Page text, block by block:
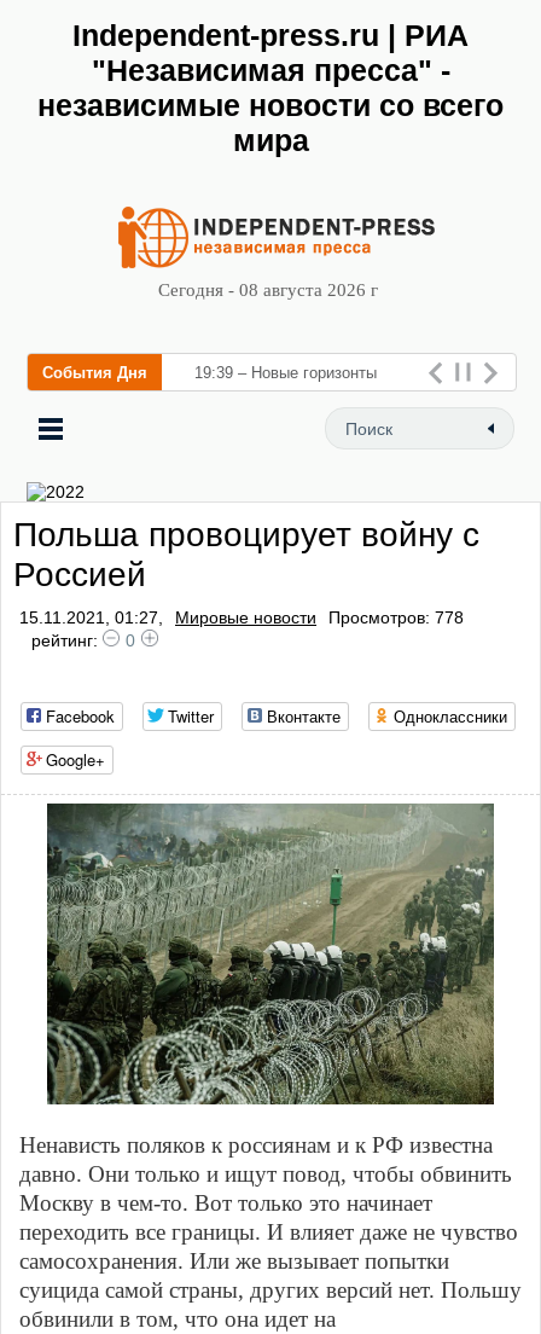
Independent-press.ru | РИА
"Независимая пресса" -
независимые новости со всего
мира
Сегодня - 08 августа 2026 г
События Дня 19:39 – Новые горизонты
флебологии: в Москве
открылся «Городской центр
Польша провоцирует войну с
Россией
15.11.2021, 01:27, Мировые новости
Просмотров: 778
рейтинг:
0
Facebook Twitter Вконтакте
Одноклассники
Google+
Ненависть поляков к россиянам и к РФ известна
давно. Они только и ищут повод, чтобы обвинить
Москву в чем-то. Вот только это начинает
переходить все границы. И влияет даже не чувство
самосохранения. Или же вызывает попытки
суицида самой страны, других версий нет. Польшу
обвинили в том, что она идет на